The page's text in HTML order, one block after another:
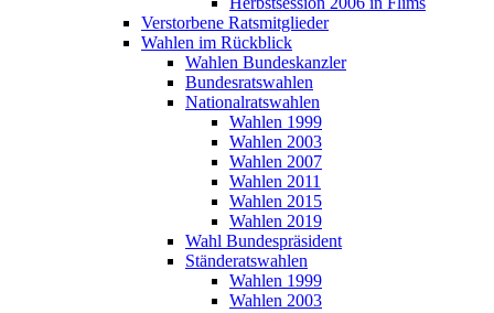
Verstorbene Ratsmitglieder
Wahlen im Rückblick
Wahlen Bundeskanzler
Bundesratswahlen
Nationalratswahlen
Wahlen 1999
Wahlen 2003
Wahlen 2007
Wahlen 2011
Wahlen 2015
Wahlen 2019
Wahl Bundespräsident
Ständeratswahlen
Wahlen 1999
Wahlen 2003